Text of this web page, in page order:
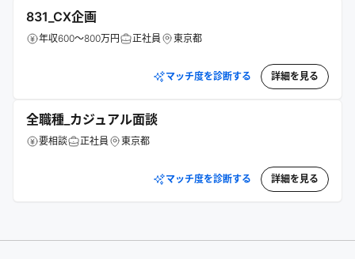
831_CX企画
年収600～800万円 正社員 東京都
マッチ度を診断する 詳細を見る
全職種_カジュアル面談
要相談 正社員 東京都
マッチ度を診断する 詳細を見る